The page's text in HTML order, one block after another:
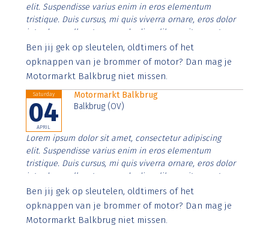
elit. Suspendisse varius enim in eros elementum
tristique. Duis cursus, mi quis viverra ornare, eros dolor
interdum nulla, ut commodo diam libero vitae erat.
Aenean faucibus nibh et justo cursus id rutrum lorem
imperdiet. Nunc ut sem vitae risus tristique posuere.
Ben jij gek op sleutelen, oldtimers of het
opknappen van je brommer of motor? Dan mag je
Motormarkt Balkbrug niet missen.
Saturday
04
APRIL
Motormarkt Balkbrug
Balkbrug (OV)
Lorem ipsum dolor sit amet, consectetur adipiscing
elit. Suspendisse varius enim in eros elementum
tristique. Duis cursus, mi quis viverra ornare, eros dolor
interdum nulla, ut commodo diam libero vitae erat.
Aenean faucibus nibh et justo cursus id rutrum lorem
imperdiet. Nunc ut sem vitae risus tristique posuere.
Ben jij gek op sleutelen, oldtimers of het
opknappen van je brommer of motor? Dan mag je
Motormarkt Balkbrug niet missen.